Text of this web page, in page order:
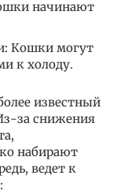
начинают
Кошки могут
к холоду.
известный
за снижения
набирают
ведет к